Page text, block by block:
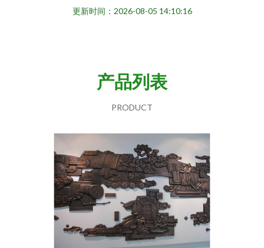
更新时间：2026-08-05 14:10:16
产品列表
PRODUCT